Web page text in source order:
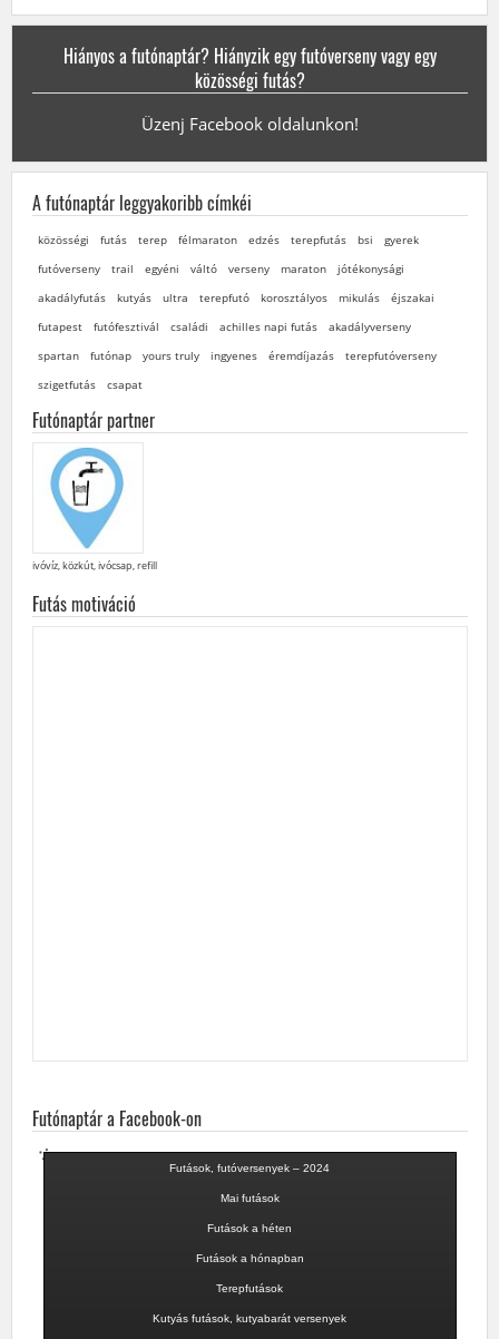
Hiányos a futónaptár? Hiányzik egy futóverseny vagy egy
közösségi futás?
Üzenj Facebook oldalunkon!
A futónaptár leggyakoribb címkéi
közösségi futás terep félmaraton edzés terepfutás bsi
gyerek
futóverseny
trail egyéni váltó verseny maraton
jótékonysági
akadályfutás
kutyás ultra terepfutó korosztályos mikulás
éjszakai
futapest
futófesztivál családi achilles napi futás
akadályverseny
spartan
futónap yours truly ingyenes éremdíjazás
terepfutóverseny
szigetfutás
csapat
Futónaptár partner
ivóvíz, közkút, ivócsap, refill
Futás motiváció
Futónaptár a Facebook-on
Futások, futóversenyek – 2024
Mai futások
Futások a héten
Futások a hónapban
Terepfutások
Kutyás futások, kutyabarát versenyek